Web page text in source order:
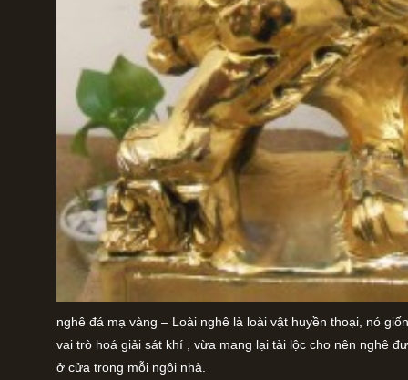
nghê đá mạ vàng – Loài nghê là loài vật huyền thoại, nó
vai trò hoá giải sát khí , vừa mang lại tài lộc cho nên nghê
ở cửa trong mỗi ngôi nhà.